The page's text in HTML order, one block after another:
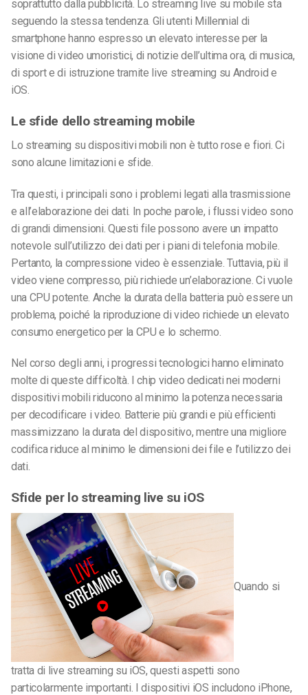
soprattutto dalla pubblicità. Lo streaming live su mobile sta
seguendo la stessa tendenza. Gli utenti Millennial di
smartphone hanno espresso un elevato interesse per la
visione di video umoristici, di notizie dell’ultima ora, di musica,
di sport e di istruzione tramite live streaming su Android e
iOS.
Le sfide dello streaming mobile
Lo streaming su dispositivi mobili non è tutto rose e fiori. Ci
sono alcune limitazioni e sfide.
Tra questi, i principali sono i problemi legati alla trasmissione
e all’elaborazione dei dati. In poche parole, i flussi video sono
di grandi dimensioni. Questi file possono avere un impatto
notevole sull’utilizzo dei dati per i piani di telefonia mobile.
Pertanto, la compressione video è essenziale. Tuttavia, più il
video viene compresso, più richiede un’elaborazione. Ci vuole
una CPU potente. Anche la durata della batteria può essere un
problema, poiché la riproduzione di video richiede un elevato
consumo energetico per la CPU e lo schermo.
Nel corso degli anni, i progressi tecnologici hanno eliminato
molte di queste difficoltà. I chip video dedicati nei moderni
dispositivi mobili riducono al minimo la potenza necessaria
per decodificare i video. Batterie più grandi e più efficienti
massimizzano la durata del dispositivo, mentre una migliore
codifica riduce al minimo le dimensioni dei file e l’utilizzo dei
dati.
Sfide per lo streaming live su iOS
Quando si
tratta di live streaming su iOS, questi aspetti sono
particolarmente importanti. I dispositivi iOS includono iPhone,